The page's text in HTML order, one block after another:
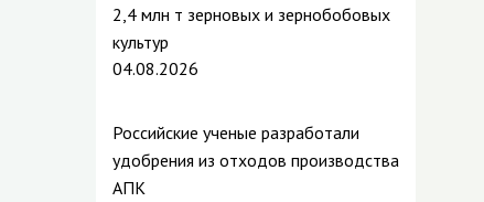
2,4 млн т зерновых и зернобобовых
культур
04.08.2026
Российские ученые разработали
удобрения из отходов производства
АПК